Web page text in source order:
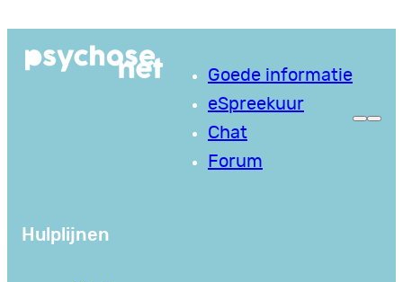
naar
Goede informatie
eSpreekuur
Chat
Forum
Hulplijnen